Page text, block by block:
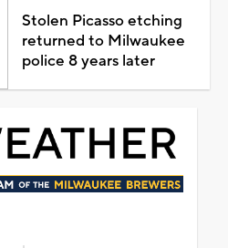
Stolen Picasso etching
returned to Milwaukee
police 8 years later